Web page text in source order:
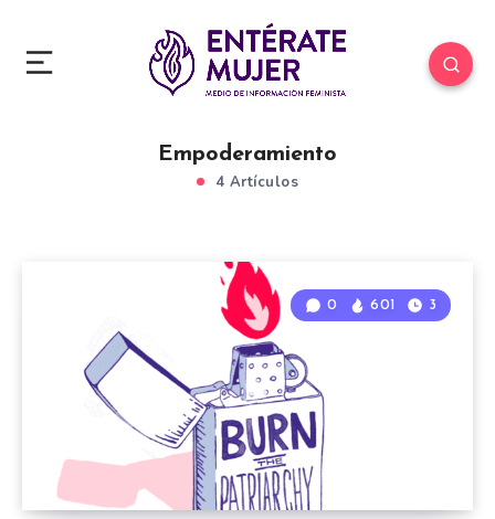
Empoderamiento
4 Artículos
0 601 3